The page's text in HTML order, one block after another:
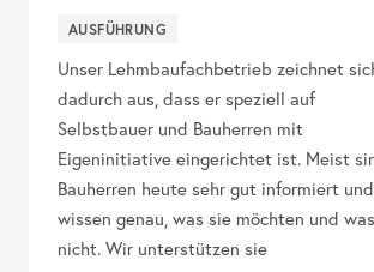
AUSFÜHRUNG
Unser Lehmbaufachbetrieb zeichnet
dadurch aus, dass er speziell auf
Selbstbauer und Bauherren mit
Eigeninitiative eingerichtet ist. Meist
Bauherren heute sehr gut informiert und
wissen genau, was sie möchten und was
nicht. Wir unterstützen sie